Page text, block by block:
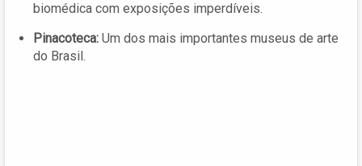
biomédica com exposições imperdíveis.
Pinacoteca: Um dos mais importantes museus de arte
do Brasil.